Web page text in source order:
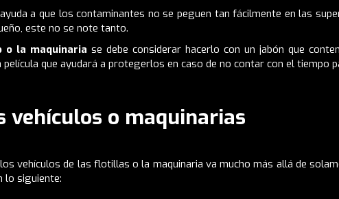
a que los contaminantes no se peguen tan fácilmente en las
este no se note tanto.
o la maquinaria se debe considerar hacerlo con un jabón que
que ayudará a protegerlos en caso de no contar con el tiempo
vehículos o maquinarias
vehículos de las flotillas o la maquinaria va mucho más allá de
lo siguiente: